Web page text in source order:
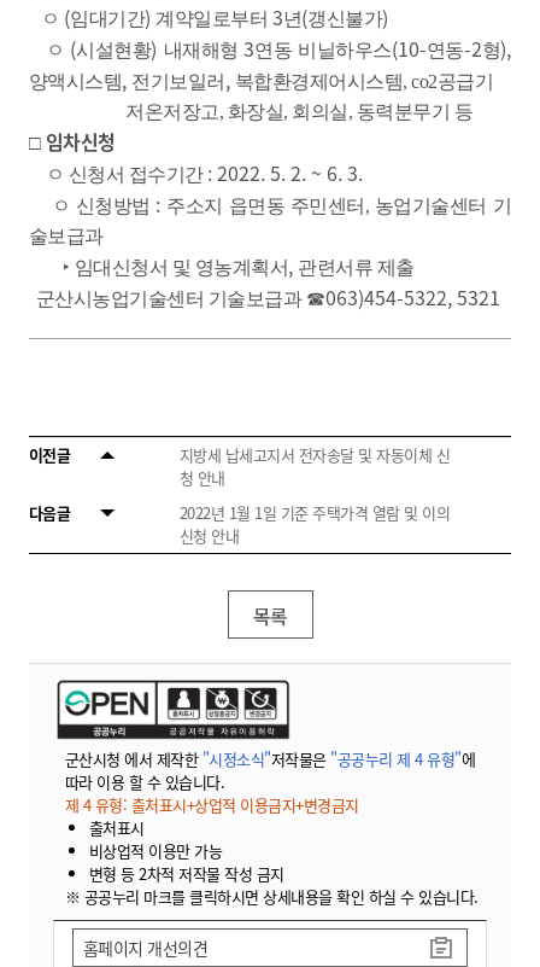
ㅇ (임대기간) 계약일로부터 3년(갱신불가)
ㅇ (시설현황) 내재해형3연동 비닐하우스(10-연동-2형),
양액시스템, 전기보일러 , 복합환경제어시스템, co2공급기
저온저장고, 화장실, 회의실, 동력분무기 등
□ 임차신청
ㅇ 신청서 접수기간 : 2022. 5. 2. ~ 6. 3.
ㅇ 신청방법 : 주소지 읍면동 주민센터, 농업기술센터 기
술보급과
‣ 임대신청서 및 영농계획서, 관련서류 제출
군산시농업기술센터 기술보급과 ☎063)454-5322, 5321
이전글
지방세 납세고지서 전자송달 및 자동이체 신
청 안내
다음글
2022년 1월 1일 기준 주택가격 열람 및 이의
신청 안내
목록
군산시청 에서 제작한 "시정소식"저작물은 "공공누리 제 4 유형"에
따라 이용 할 수 있습니다.
제 4 유형: 출처표시+상업적 이용금지+변경금지
출처표시
비상업적 이용만 가능
변형 등 2차적 저작물 작성 금지
※ 공공누리 마크를 클릭하시면 상세내용을 확인 하실 수 있습니다.
홈페이지 개선의견